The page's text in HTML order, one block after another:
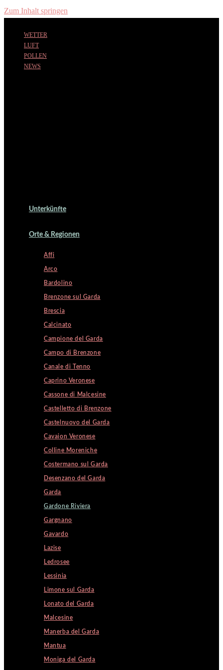
Zum Inhalt springen
WETTER
LUFT
POLLEN
NEWS
Unterkünfte
Orte & Regionen
Affi
Arco
Bardolino
Brenzone sul Garda
Brescia
Calcinato
Campione del Garda
Campo di Brenzone
Canale di Tenno
Caprino Veronese
Cassone di Malcesine
Castelletto di Brenzone
Castelnuovo del Garda
Cavaion Veronese
Colline Moreniche
Costermano sul Garda
Desenzano del Garda
Garda
Gardone Riviera
Gargnano
Gavardo
Lazise
Ledrosee
Lessinia
Limone sul Garda
Lonato del Garda
Malcesine
Manerba del Garda
Mantua
Moniga del Garda